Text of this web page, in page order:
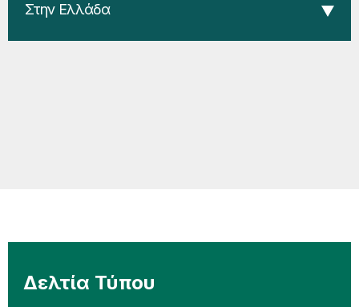
Στην Ελλάδα
Δελτία Τύπου